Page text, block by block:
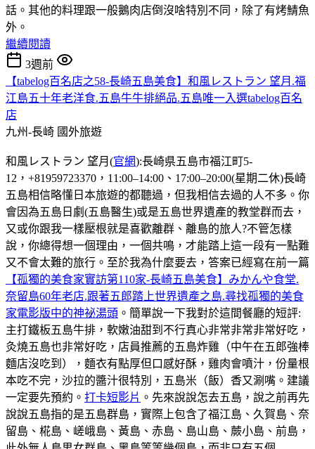
話。其他的料理跟一般鵝肉店倒沒啥特別不同，除了有烤鯖魚
外。
繼續閱讀
3週前
【tabelog百名店之58-長崎五島美食】和風レストラン 望月.福
江島五十年老洋食.五島牛牛排絕品.五島唯一入選tabelog百名
店
九州-長崎 國外旅遊
和風レストラン 望月(官網):長崎県五島市福江町5-
12，+81959723370，11:00–14:00、17:00–20:00(星期二休)長崎
五島相信略懂日本旅遊的都聽過，但我相信去過的人不多。你
會因為五島日劇(五島醫生)或是五島世界遺產的教堂群而去，
又或你跟我一樣壓根就是喜歡離群、離島的旅人?不管怎樣
說，你總得想一個理由，一個共鳴，才能踏上這一段有一點難
又不會太難的旅行。至於我為什麼要去，答案已經寫在前一篇
【孤獨的美食家實訪第110家-長崎五島美食】みかんや食堂.
奈留島60年老店.跟著五郎踏上世界遺產之島.尋找孤獨的美食
家電影版中的神祕湯頭 。簡單說一下我對於這間餐廳的短評:
主打鐵板五島牛排，軟嫩油甜到不行真心非常非常非常好吃，
灸燒五島也非常好吃，店員推薦的五島炸雞（中午在五郎強棒
麵店沒吃到），麵衣有點厚但口感好酥，雞肉會噴汁，份量根
本吃不完，沙拉的醬汁很特別，五島米（飯）香又涮嘴。建議
一定要先預約。 打卡短影片 。先來說說怎去五島，說之前再先
說說五島指的是五島群島，實際上包含了福江島、久賀島、奈
留島、椛島、嵯峨島、黃島、赤島、島山島、蕨小島、前島，